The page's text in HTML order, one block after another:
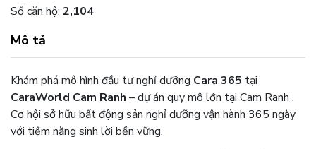
Số căn hộ: 2,104
Mô tả
Khám phá mô hình đầu tư nghỉ dưỡng Cara 365 tại
CaraWorld Cam Ranh – dự án quy mô lớn tại Cam Ranh .
Cơ hội sở hữu bất động sản nghỉ dưỡng vận hành 365 ngày
với tiềm năng sinh lời bền vững.